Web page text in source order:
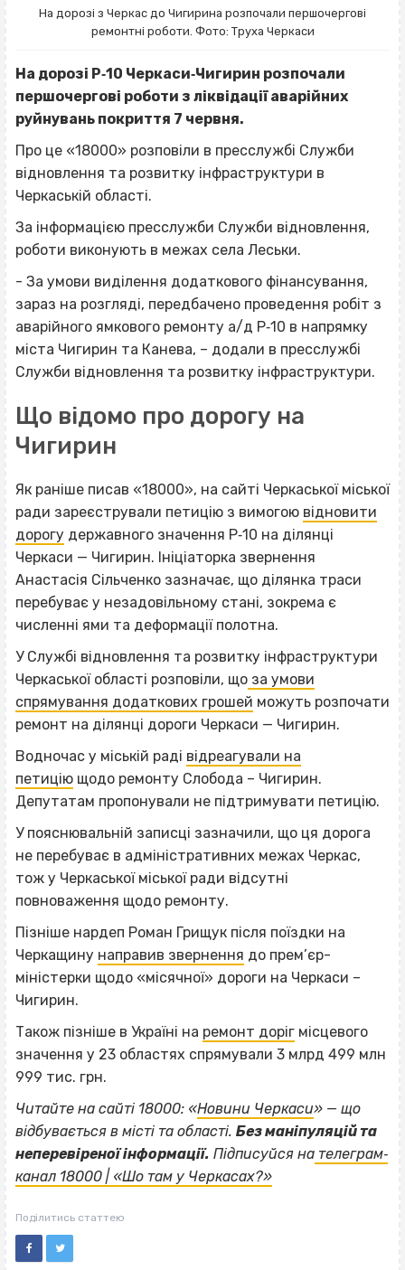
На дорозі з Черкас до Чигирина розпочали першочергові
ремонтні роботи. Фото: Труха Черкаси
На дорозі Р‐10 Черкаси‐Чигирин розпочали
першочергові роботи з ліквідації аварійних
руйнувань покриття 7 червня.
Про це «18000» розповіли в пресслужбі Служби
відновлення та розвитку інфраструктури в
Черкаській області.
За інформацією пресслужби Служби відновлення,
роботи виконують в межах села Леськи.
- За умови виділення додаткового фінансування,
зараз на розгляді, передбачено проведення робіт з
аварійного ямкового ремонту а/д Р‐10 в напрямку
міста Чигирин та Канева, – додали в пресслужбі
Служби відновлення та розвитку інфраструктури.
Що відомо про дорогу на
Чигирин
Як раніше писав «18000», на сайті Черкаської міської
ради зареєстрували петицію з вимогою відновити
дорогу державного значення Р‐10 на ділянці
Черкаси — Чигирин. Ініціаторка звернення
Анастасія Сільченко зазначає, що ділянка траси
перебуває у незадовільному стані, зокрема є
численні ями та деформації полотна.
У Службі відновлення та розвитку інфраструктури
Черкаської області розповіли, що за умови
спрямування додаткових грошей можуть розпочати
ремонт на ділянці дороги Черкаси — Чигирин.
Водночас у міській раді відреагували на
петицію щодо ремонту Слобода – Чигирин.
Депутатам пропонували не підтримувати петицію.
У пояснювальній записці зазначили, що ця дорога
не перебуває в адміністративних межах Черкас,
тож у Черкаської міської ради відсутні
повноваження щодо ремонту.
Пізніше нардеп Роман Грищук після поїздки на
Черкащину направив звернення до прем’єр-
міністерки щодо «місячної» дороги на Черкаси –
Чигирин.
Також пізніше в Україні на ремонт доріг місцевого
значення у 23 областях спрямували 3 млрд 499 млн
999 тис. грн.
Читайте на сайті 18000: «Новини Черкаси» — що
відбувається в місті та області. Без маніпуляцій та
неперевіреної інформації. Підписуйся на телеграм‐
канал 18000 | «Шо там у Черкасах?»
Поділитись статтею